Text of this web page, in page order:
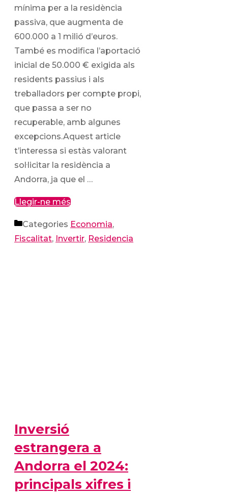
mínima per a la residència
passiva, que augmenta de
600.000 a 1 milió d’euros.
També es modifica l’aportació
inicial de 50.000 € exigida als
residents passius i als
treballadors per compte propi,
que passa a ser no
recuperable, amb algunes
excepcions.Aquest article
t’interessa si estàs valorant
sol·licitar la residència a
Andorra, ja que el …
Llegir-ne més
Categories Economia,
Fiscalitat, Invertir, Residencia
Inversió
estrangera a
Andorra el 2024:
principals xifres i